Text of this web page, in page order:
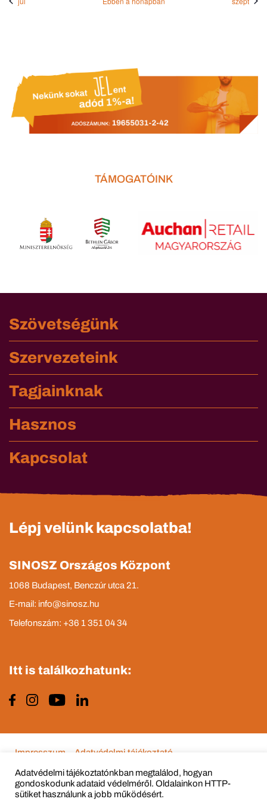
TÁMOGATÓINK
Szövetségünk
Szervezeteink
Tagjainknak
Hasznos
Kapcsolat
Lépj velünk kapcsolatba!
SINOSZ Országos Központ
1068 Budapest, Benczúr utca 21.
E-mail: info@sinosz.hu
Telefonszám: +36 1 351 04 34
Itt is találkozhatunk:
Impresszum Adatvédelmi tájékoztató
Adatvédelmi tájékoztatónkban megtalálod, hogyan
gondoskodunk adataid védelméről. Oldalainkon HTTP-
sütiket használunk a jobb működésért.